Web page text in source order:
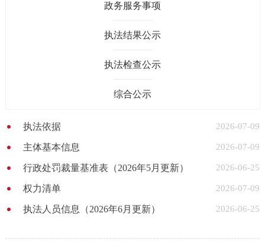
政务服务事项
执法结果公示
执法检查公示
综合公示
执法依据 2026-07-09
主体基本信息 2026-07-09
行政处罚裁量基准表（2026年5月更新） 2026-06-25
权力清单 2026-07-09
执法人员信息（2026年6月更新） 2026-06-25